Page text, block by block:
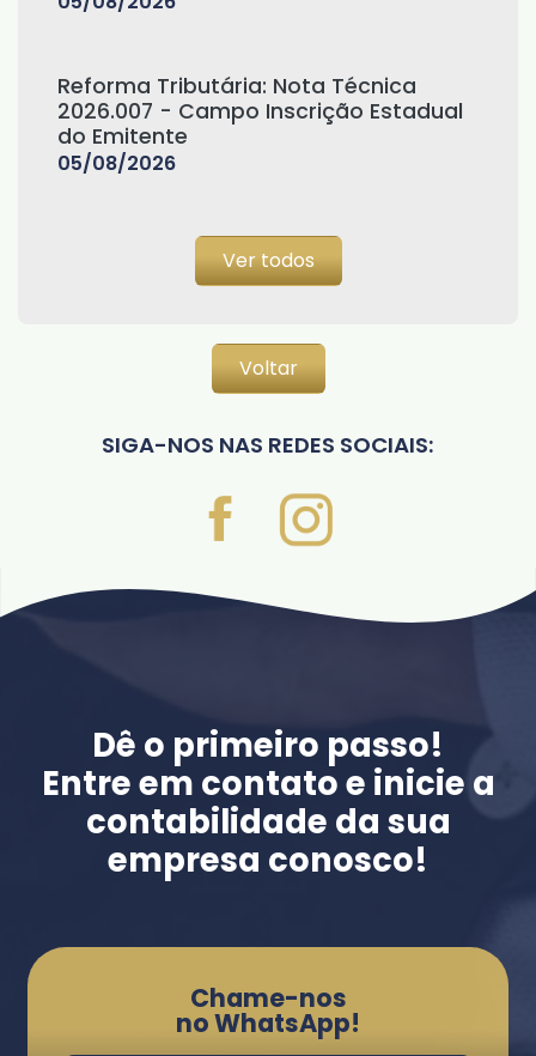
Reforma Tributária: Nota Técnica
2026.007 - Campo Inscrição Estadual
do Emitente
05/08/2026
Ver todos
Voltar
SIGA-NOS NAS REDES SOCIAIS:
Dê o primeiro passo!
Entre em contato e inicie a
contabilidade da sua
empresa conosco!
Chame-nos
no WhatsApp!